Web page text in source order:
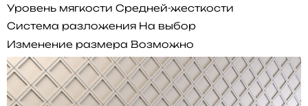
Уровень мягкости Средней-жесткости
Система разложения На выбор
Изменение размера Возможно